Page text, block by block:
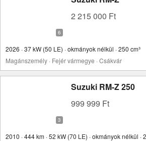
2 215 000 Ft
2026 · 37 kW (50 LE) · okmányok nélkül · 250 cm³
Magánszemély · Fejér vármegye · Csákvár
Suzuki RM-Z 250
999 999 Ft
2010 · 444 km · 52 kW (70 LE) · okmányok nélkül ·